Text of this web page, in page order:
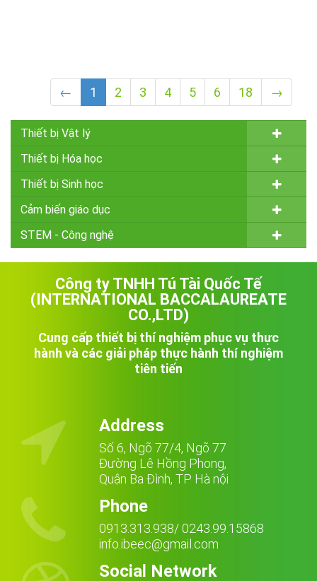
← 1 2 3 4 5 6 18 →
Thiết bị Vật lý
Thiết bị Hóa học
Thiết bị Sinh học
Cảm biến giáo dục
STEM - Công nghệ
Công ty TNHH Tú Tài Quốc Tế
(INTERNATIONAL BACCALAUREATE
CO.,LTD)
Cung cấp thiết bị thí nghiệm phục vụ thực
hành và các giải pháp thực hành thí nghiệm
tiên tiến
 Address
Số 6, Ngõ 77/4, Ngõ 77
Đường Lê Hồng Phong,
Quận Ba Đình, TP Hà nội
 Phone
0913.313.938/ 0243.99.15868
info.ibeec@gmail.com
Social Network